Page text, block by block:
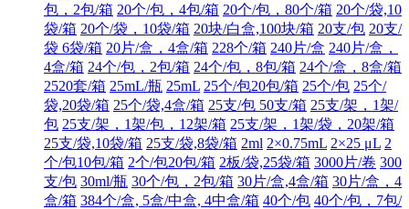
包，2包/箱 20个/包，4包/箱 20个/包，80个/箱 20个/袋,10
袋/箱 20个/袋，10袋/箱 20块/白盒,100块/箱 20支/包 20支/
袋 6袋/箱 20片/盒，4盒/箱 228个/箱 240片/盒 240片/盒，
4盒/箱 24个/包，2包/箱 24个/包，8包/箱 24个/盒，8盒/箱
2520套/箱 25mL/瓶 25mL 25个/包20包/箱 25个/包 25个/
袋,20袋/箱 25个/袋,4盒/箱 25支/包 50支/箱 25支/架，1架/
包 25支/架，1架/包，12架/箱 25支/架，1架/袋，20架/箱
25支/袋,10袋/箱 25支/袋,8袋/箱 2ml 2×0.75mL 2×25 μL 2
个/包10包/箱 2个/包20包/箱 2板/袋,25袋/箱 3000片/卷 300
支/包 30ml/瓶 30个/包，2包/箱 30片/盒,4盒/箱 30片/盒，4
盒/箱 384个/盒, 5盒/中盒, 4中盒/箱 40个/包 40个/包，7包/